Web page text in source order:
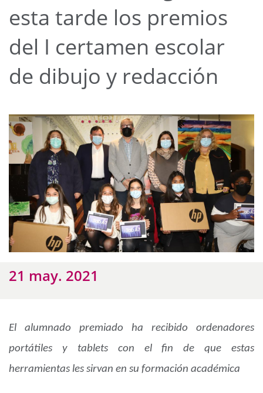
esta tarde los premios
del I certamen escolar
de dibujo y redacción
21 may. 2021
El alumnado premiado ha recibido ordenadores
portátiles y tablets con el fin de que estas
herramientas les sirvan en su formación académica